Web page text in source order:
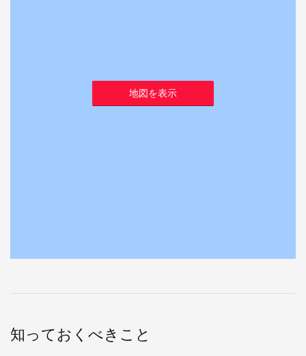
地図を表示
知っておくべきこと